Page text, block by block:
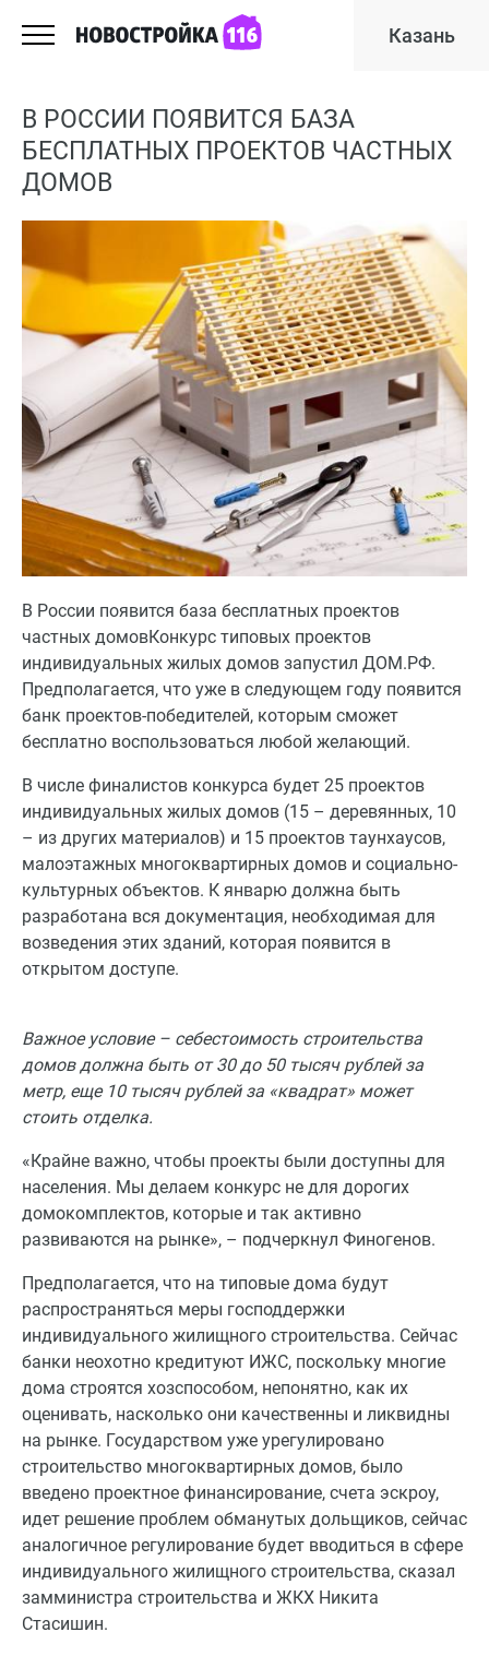
Казань
В РОССИИ ПОЯВИТСЯ БАЗА
БЕСПЛАТНЫХ ПРОЕКТОВ ЧАСТНЫХ
ДОМОВ
В России появится база бесплатных проектов
частных домовКонкурс типовых проектов
индивидуальных жилых домов запустил ДОМ.РФ.
Предполагается, что уже в следующем году появится
банк проектов-победителей, которым сможет
бесплатно воспользоваться любой желающий.
В числе финалистов конкурса будет 25 проектов
индивидуальных жилых домов (15 – деревянных, 10
– из других материалов) и 15 проектов таунхаусов,
малоэтажных многоквартирных домов и социально-
культурных объектов. К январю должна быть
разработана вся документация, необходимая для
возведения этих зданий, которая появится в
открытом доступе.
Важное условие – себестоимость строительства
домов должна быть от 30 до 50 тысяч рублей за
метр, еще 10 тысяч рублей за «квадрат» может
стоить отделка.
«Крайне важно, чтобы проекты были доступны для
населения. Мы делаем конкурс не для дорогих
домокомплектов, которые и так активно
развиваются на рынке», – подчеркнул Финогенов.
Предполагается, что на типовые дома будут
распространяться меры господдержки
индивидуального жилищного строительства. Сейчас
банки неохотно кредитуют ИЖС, поскольку многие
дома строятся хозспособом, непонятно, как их
оценивать, насколько они качественны и ликвидны
на рынке. Государством уже урегулировано
строительство многоквартирных домов, было
введено проектное финансирование, счета эскроу,
идет решение проблем обманутых дольщиков, сейчас
аналогичное регулирование будет вводиться в сфере
индивидуального жилищного строительства, сказал
замминистра строительства и ЖКХ Никита
Стасишин.